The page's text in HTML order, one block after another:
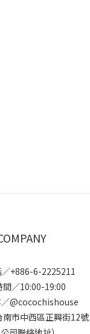
+886-6-2225211
間／10:00-19:00
／@cocochishouse
市中西區正興街12號